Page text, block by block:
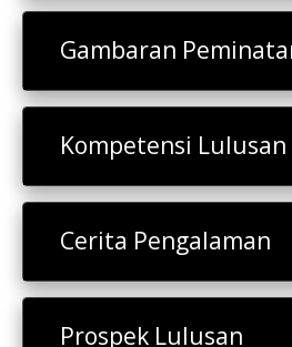
Gambaran
Kompetensi Lulusan
Cerita Pengalaman
Prospek Lulusan